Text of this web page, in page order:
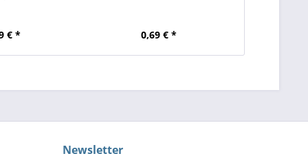
€ * 0,69 € *
Newsletter